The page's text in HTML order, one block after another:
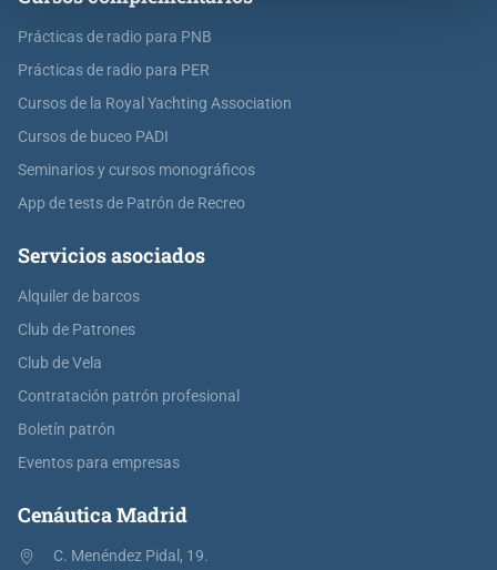
Prácticas de radio para PNB
Prácticas de radio para PER
Cursos de la Royal Yachting Association
Cursos de buceo PADI
Seminarios y cursos monográficos
App de tests de Patrón de Recreo
Servicios asociados
Alquiler de barcos
Club de Patrones
Club de Vela
Contratación patrón profesional
Boletín patrón
Eventos para empresas
Cenáutica Madrid
C. Menéndez Pidal, 19.